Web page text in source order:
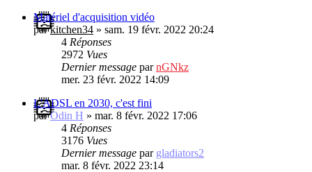
Matériel d'acquisition vidéo
parkitchen34 » sam. 19 févr. 2022 20:24
4 Réponses
2972 Vues
Dernier message parnGNkz
mer. 23 févr. 2022 14:09
L'ADSL en 2030, c'est fini
parOdin H » mar. 8 févr. 2022 17:06
4 Réponses
3176 Vues
Dernier message par gladiators2
mar. 8 févr. 2022 23:14